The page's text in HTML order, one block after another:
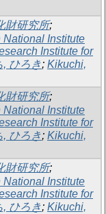
財研究所;
National Institute
Institute for
, ひろき; Kikuchi,
財研究所;
National Institute
Institute for
, ひろき; Kikuchi,
財研究所;
National Institute
Institute for
, ひろき; Kikuchi,